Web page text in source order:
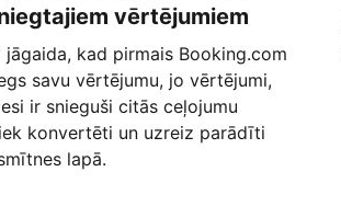
vērtējumiem
jāgaida, kad pirmais Booking.com
savu vērtējumu, jo vērtējumi,
ir snieguši citās ceļojumu
konvertēti un uzreiz parādīti
lapā.